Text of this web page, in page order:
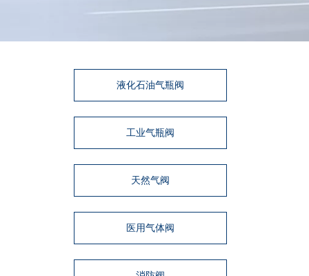
液化石油气瓶阀
工业气瓶阀
天然气阀
医用气体阀